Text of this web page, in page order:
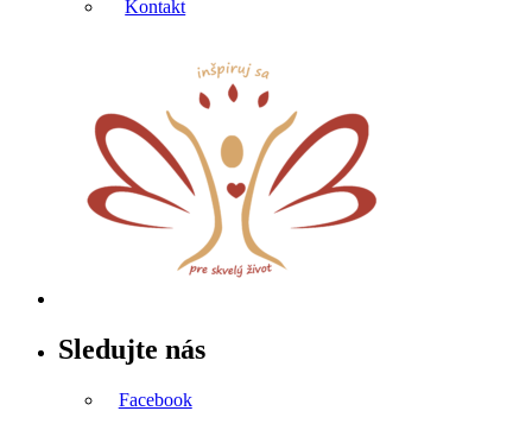
Kontakt
Sledujte nás
Facebook